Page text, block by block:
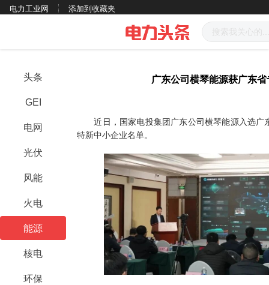
电力工业网 添加到收藏夹
头条
GEI
电网
光伏
风能
火电
能源
核电
环保
广东公司横琴能源获广东
近日，国家电投集团广东公司横琴能源入选广
特新中小企业名单。